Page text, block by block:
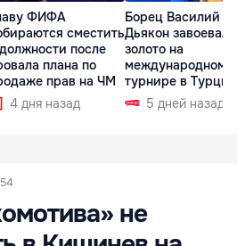
ФИФА
сместить
после
плана по
прав на ЧМ
4 дня назад
Борец Василий
Дьякон завоевал
золото на
международном
турнире в Турции
5 дней назад
не